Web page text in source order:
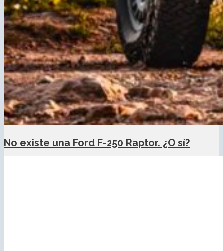
No existe una Ford F-250 Raptor. ¿O sí?